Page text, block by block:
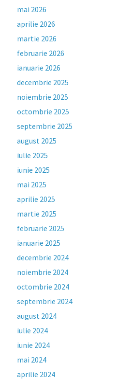
mai 2026
aprilie 2026
martie 2026
februarie 2026
ianuarie 2026
decembrie 2025
noiembrie 2025
octombrie 2025
septembrie 2025
august 2025
iulie 2025
iunie 2025
mai 2025
aprilie 2025
martie 2025
februarie 2025
ianuarie 2025
decembrie 2024
noiembrie 2024
octombrie 2024
septembrie 2024
august 2024
iulie 2024
iunie 2024
mai 2024
aprilie 2024